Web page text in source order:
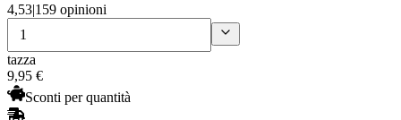
4,53|159 opinioni
tazza
9,95 €
Sconti per quantità